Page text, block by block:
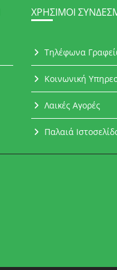
ΧΡΉΣΙΜΟΙ
Τηλέφωνα
Κοινωνική
Λαικές Αγορές
Παλαιά